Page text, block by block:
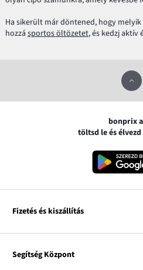
Ha sikerült már döntened, hogy
hozzá sportos öltözetet, és kedzj
bonprix
töltsd le és
Fizetés és kiszállítás
VISA
Segítség Központ